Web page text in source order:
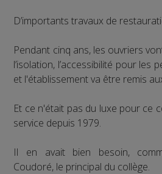
D’importants travaux de
Pendant cinq ans, les ouvriers
l’isolation, l’accessibilité pour les
et l'établissement va être remis
Et ce n'était pas du luxe pour ce
service depuis 1979.
Il en avait bien besoin,
Coudoré, le principal du collège.